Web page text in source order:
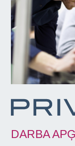
DARBA